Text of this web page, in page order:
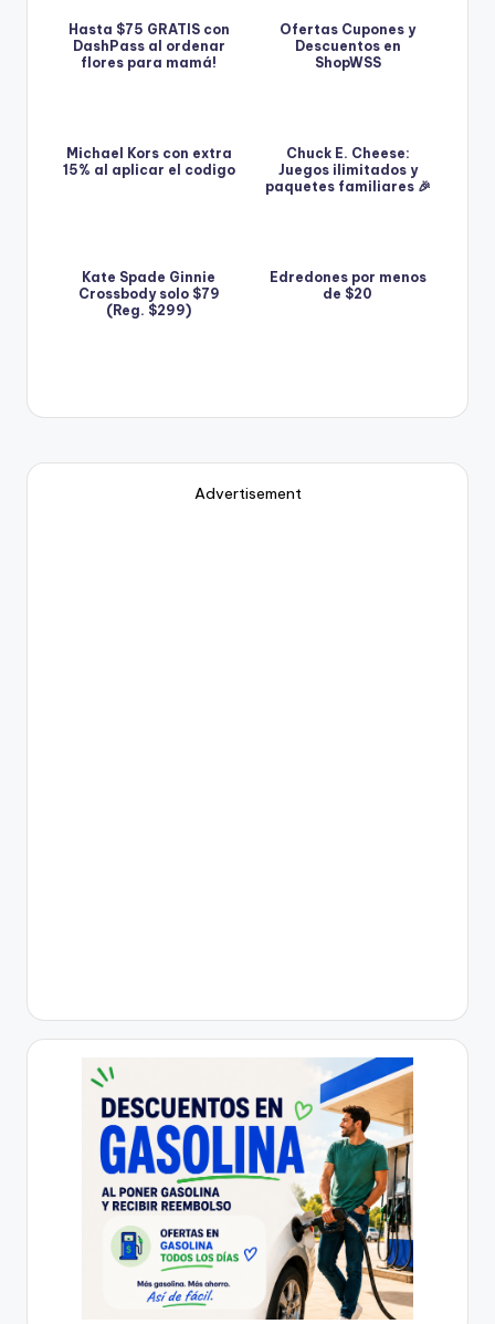
Hasta $75 GRATIS con
DashPass al ordenar
flores para mamá!
Ofertas Cupones y
Descuentos en
ShopWSS
Michael Kors con extra
15% al aplicar el codigo
Chuck E. Cheese:
Juegos ilimitados y
paquetes familiares 🎉
Kate Spade Ginnie
Crossbody solo $79
(Reg. $299)
Edredones por menos
de $20
Advertisement